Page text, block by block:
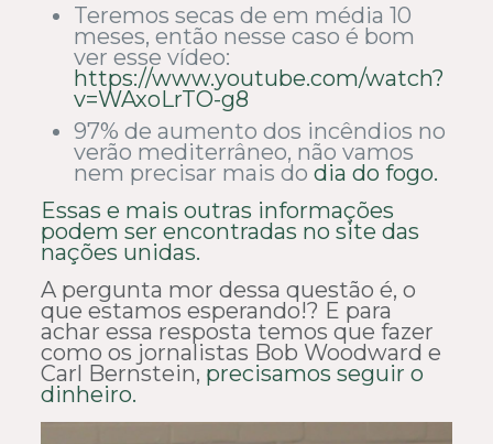
Teremos secas de em média 10
meses, então nesse caso é bom
ver esse vídeo:
https://www.youtube.com/watch?
v=WAxoLrTO-g8
97% de aumento dos incêndios no
verão mediterrâneo, não vamos
nem precisar mais do dia do fogo.
Essas e mais outras informações
podem ser encontradas no site das
nações unidas.
A pergunta mor dessa questão é, o
que estamos esperando!? E para
achar essa resposta temos que fazer
como os jornalistas Bob Woodward e
Carl Bernstein, precisamos seguir o
dinheiro.